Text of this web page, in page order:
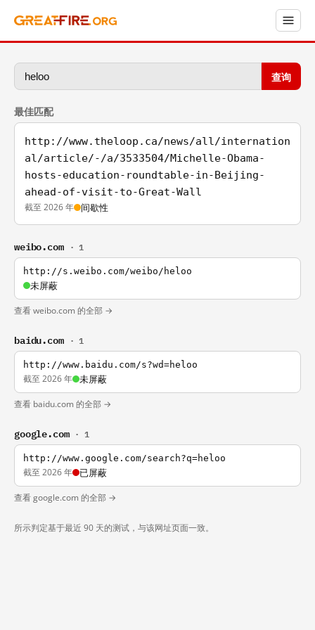
查询
最佳匹配
http://www.theloop.ca/news/all/internation
al/article/-/a/3533504/Michelle-Obama-
hosts-education-roundtable-in-Beijing-
ahead-of-visit-to-Great-Wall
截至 2026 年 间歇性
weibo.com · 1
http://s.weibo.com/weibo/heloo
未屏蔽
查看 weibo.com 的全部 →
baidu.com · 1
http://www.baidu.com/s?wd=heloo
截至 2026 年 未屏蔽
查看 baidu.com 的全部 →
google.com · 1
http://www.google.com/search?q=heloo
截至 2026 年 已屏蔽
查看 google.com 的全部 →
所示判定基于最近 90 天的测试，与该网址页面一致。